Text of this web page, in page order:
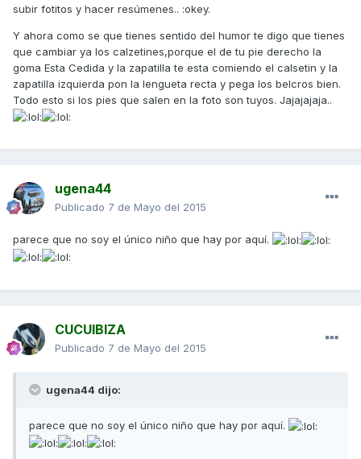
subir fotitos y hacer resúmenes.. :okey.
Y ahora como se que tienes sentido del humor te digo que tienes
que cambiar ya los calzetines,porque el de tu pie derecho la
goma Esta Cedida y la zapatilla te esta comiendo el calsetin y la
zapatilla izquierda pon la lengueta recta y pega los belcros bien.
Todo esto si los pies que salen en la foto son tuyos. Jajajajaja..
ugena44
Publicado 7 de Mayo del 2015
parece que no soy el único niño que hay por aquí.
CUCUIBIZA
Publicado 7 de Mayo del 2015
ugena44 dijo:
parece que no soy el único niño que hay por aquí.